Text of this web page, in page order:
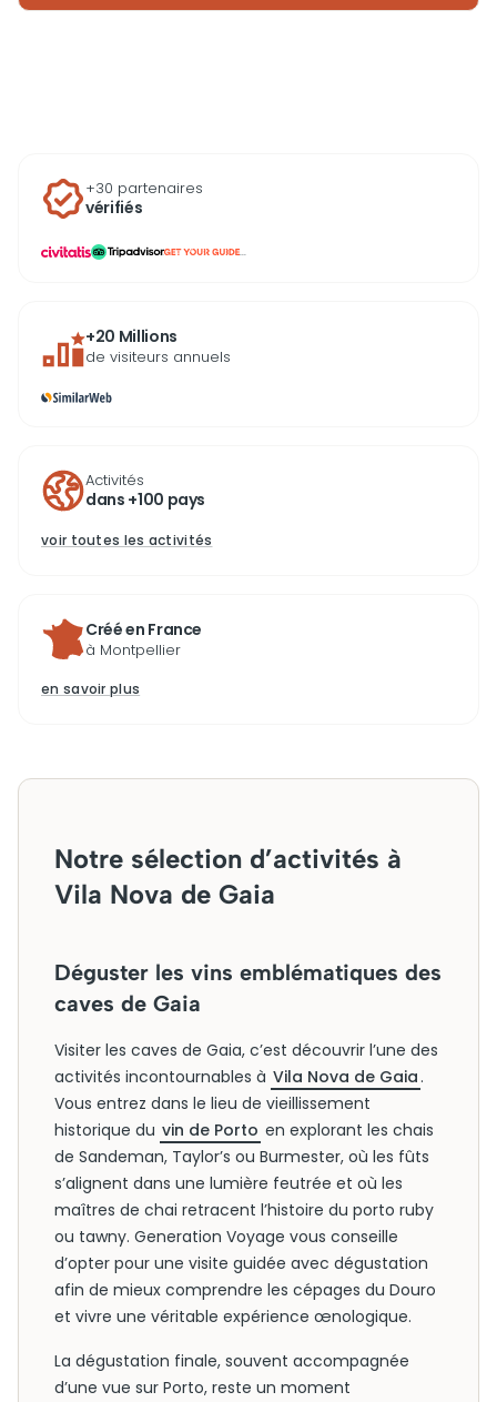
Sa popularité ne cesse de croître, et l’achat de billets
+30 partenaires
vérifiés
...
+20 Millions
de visiteurs annuels
Activités
dans +100 pays
voir toutes les activités
Créé en France
à Montpellier
en savoir plus
Notre sélection d’activités à
Vila Nova de Gaia
Déguster les vins emblématiques des
caves de Gaia
Visiter les caves de Gaia, c’est découvrir l’une des
activités incontournables à Vila Nova de Gaia .
Vous entrez dans le lieu de vieillissement
historique du vin de Porto en explorant les chais
de Sandeman, Taylor’s ou Burmester, où les fûts
s’alignent dans une lumière feutrée et où les
maîtres de chai retracent l’histoire du porto ruby
ou tawny. Generation Voyage vous conseille
d’opter pour une visite guidée avec dégustation
afin de mieux comprendre les cépages du Douro
et vivre une véritable expérience œnologique.
La dégustation finale, souvent accompagnée
d’une vue sur Porto, reste un moment